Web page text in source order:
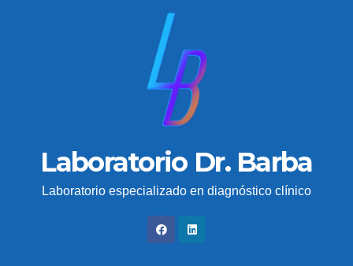
Laboratorio Dr. Barba
Laboratorio especializado en diagnóstico clínico